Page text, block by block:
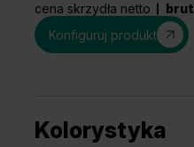
cena skrzydła netto
Konfiguruj produkt
Kolorystyka